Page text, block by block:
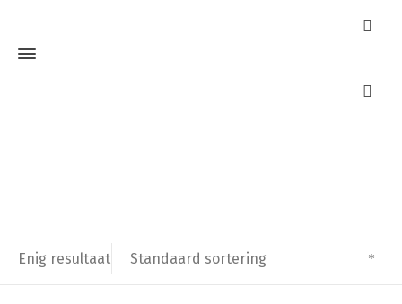
Enig resultaat Standaard sortering